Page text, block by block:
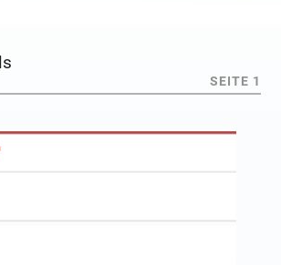
SEITE 1